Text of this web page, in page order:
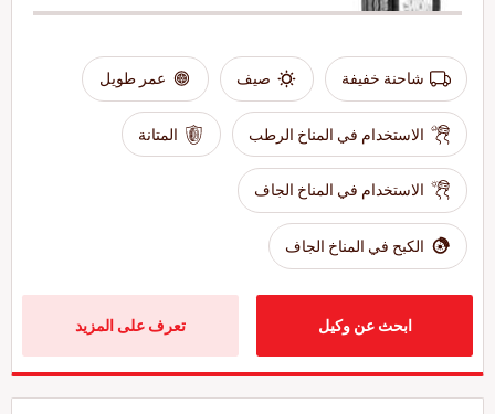
شاحنة خفيفة صيف عمر طويل
الاستخدام في المناخ الرطب المتانة
الاستخدام في المناخ الجاف
الكبح في المناخ الجاف
ابحث عن وكيل تعرف على المزيد